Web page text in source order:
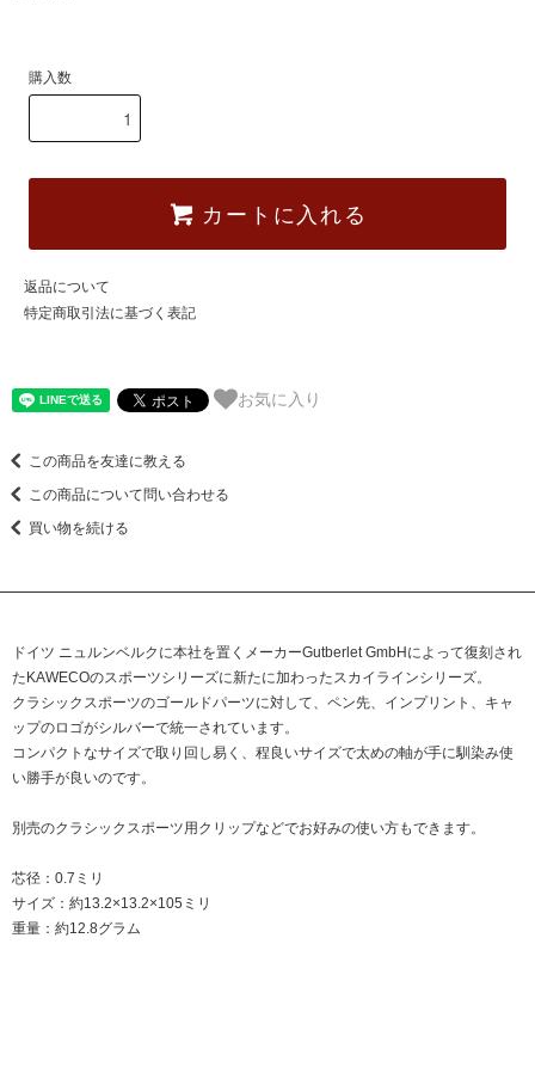
購入数
カートに入れる
返品について
特定商取引法に基づく表記
お気に入り
この商品を友達に教える
この商品について問い合わせる
買い物を続ける
ドイツ ニュルンベルクに本社を置くメーカーGutberlet GmbHによって復刻され
たKAWECOのスポーツシリーズに新たに加わったスカイラインシリーズ。
クラシックスポーツのゴールドパーツに対して、ペン先、インプリント、キャ
ップのロゴがシルバーで統一されています。
コンパクトなサイズで取り回し易く、程良いサイズで太めの軸が手に馴染み使
い勝手が良いのです。
別売のクラシックスポーツ用クリップなどでお好みの使い方もできます。
芯径：0.7ミリ
サイズ：約13.2×13.2×105ミリ
重量：約12.8グラム